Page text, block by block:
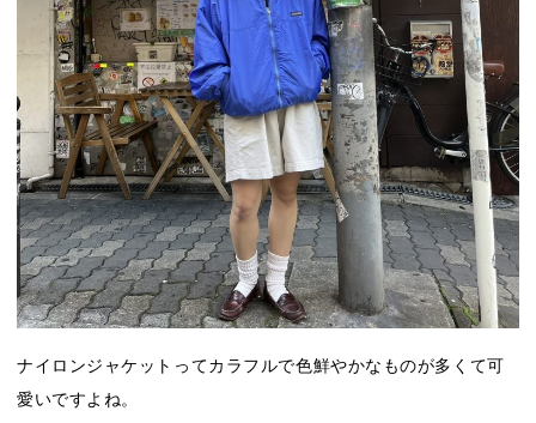
ナイロンジャケットってカラフルで色鮮やかなものが多くて可
愛いですよね。